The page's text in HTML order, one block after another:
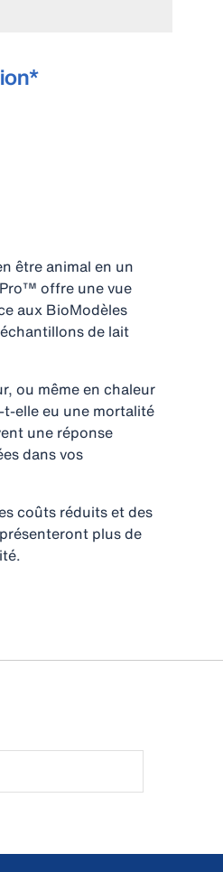
être animal en un
offre une vue
aux BioModèles
de lait
ou même en chaleur
elle eu une mortalité
une réponse
dans vos
coûts réduits et des
plus de